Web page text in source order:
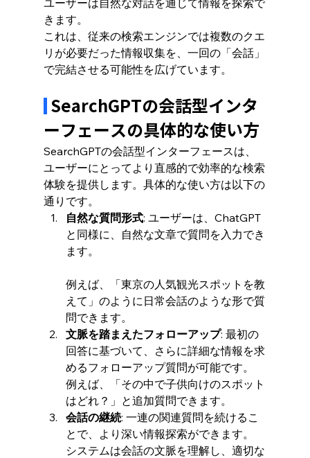
きます。
これは、従来の検索エンジンでは複数のクエ
リが必要だった情報収集を、一回の「会話」
で完結させる可能性を広げています。
SearchGPTの会話型インタ
ーフェースの具体的な使い方
SearchGPTの会話型インターフェースは、
ユーザーにとってより直感的で効率的な検索
体験を提供します。具体的な使い方は以下の
通りです。
自然な質問形式: ユーザーは、ChatGPT
と同様に、自然な文章で質問を入力でき
ます。
例えば、「東京の人気観光スポットを教
えて」のように日常会話のような形で質
問できます。
文脈を踏まえたフォローアップ: 最初の
回答に基づいて、さらに詳細な情報を求
めるフォローアップ質問が可能です。
例えば、「その中で子供向けのスポット
はどれ？」と追加質問できます。
会話の継続: 一連の関連質問を続けるこ
とで、より深い情報探索ができます。
システムは会話の文脈を理解し、適切な